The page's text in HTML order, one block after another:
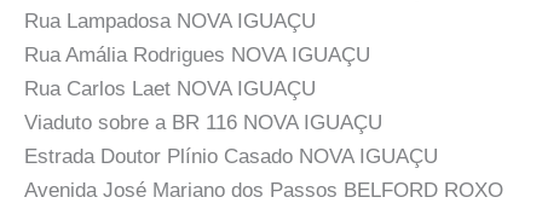
Rua Lampadosa NOVA IGUAÇU
Rua Amália Rodrigues NOVA IGUAÇU
Rua Carlos Laet NOVA IGUAÇU
Viaduto sobre a BR 116 NOVA IGUAÇU
Estrada Doutor Plínio Casado NOVA IGUAÇU
Avenida José Mariano dos Passos BELFORD ROXO